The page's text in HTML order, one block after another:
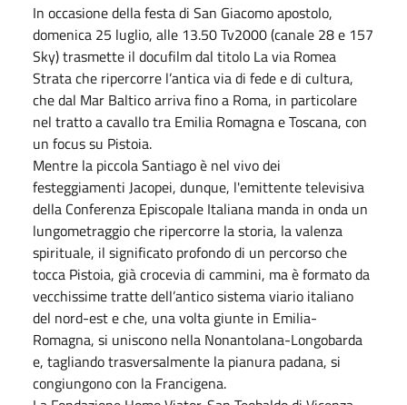
In occasione della festa di San Giacomo apostolo,
domenica 25 luglio, alle 13.50 Tv2000 (canale 28 e 157
Sky) trasmette il docufilm dal titolo La via Romea
Strata che ripercorre l’antica via di fede e di cultura,
che dal Mar Baltico arriva fino a Roma, in particolare
nel tratto a cavallo tra Emilia Romagna e Toscana, con
un focus su Pistoia.
Mentre la piccola Santiago è nel vivo dei
festeggiamenti Jacopei, dunque, l'emittente televisiva
della Conferenza Episcopale Italiana manda in onda un
lungometraggio che ripercorre la storia, la valenza
spirituale, il significato profondo di un percorso che
tocca Pistoia, già crocevia di cammini, ma è formato da
vecchissime tratte dell’antico sistema viario italiano
del nord-est e che, una volta giunte in Emilia-
Romagna, si uniscono nella Nonantolana-Longobarda
e, tagliando trasversalmente la pianura padana, si
congiungono con la Francigena.